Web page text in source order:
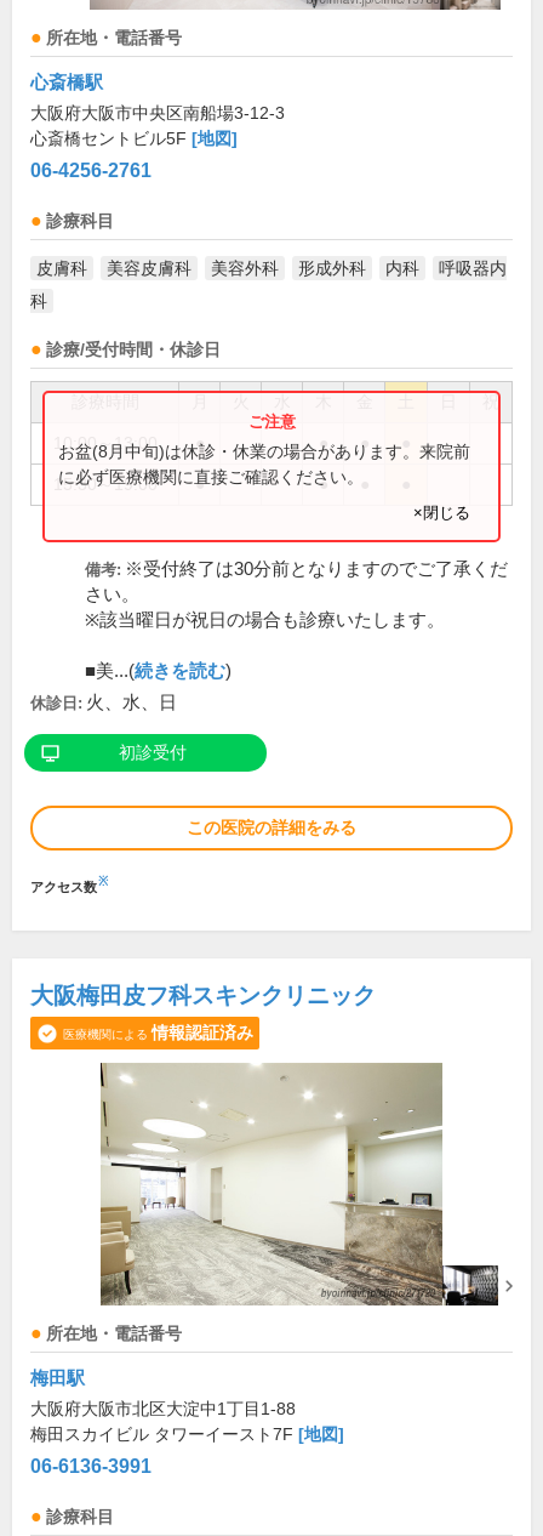
所在地・電話番号
心斎橋駅
大阪府大阪市中央区南船場3-12-3
心斎橋セントビル5F [地図]
06-4256-2761
診療科目
皮膚科 美容皮膚科 美容外科 形成外科 内科
呼吸器内
科
診療/受付時間・休診日
祝
10:00～13:00 ● ● ●
15:30～19:00 ● ●
お盆(8月中旬)は休診・休業の場合があります。来院前
に必ず医療機関に直接ご確認ください。
×閉じる
備考: ※受付終了は30分前となりますのでご了承くだ
さい。
※該当曜日が祝日の場合も診療いたします。
■美...(続きを読む)
休診日: 火、水、日
初診受付
この医院の詳細をみる
アクセス数※
大阪梅田皮フ科スキンクリニック
医療機関による 情報認証済み
所在地・電話番号
梅田駅
大阪府大阪市北区大淀中1丁目1-88
梅田スカイビル タワーイースト7F [地図]
06-6136-3991
診療科目